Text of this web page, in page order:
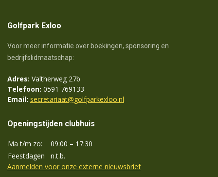
Golfpark Exloo
Voor meer informatie over boekingen, sponsoring en
bedrijfslidmaatschap:
Adres: Valtherweg 27b
Telefoon: 0591 769133
Email: secretariaat@golfparkexloo.nl
Openingstijden clubhuis
Ma t/m zo:
09:00 – 17:30
Feestdagen
n.t.b.
Aanmelden voor onze externe nieuwsbrief